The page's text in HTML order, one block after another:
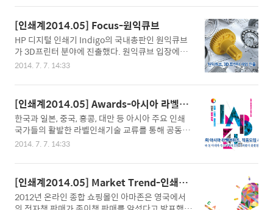
정의 단순화에 맞추어 쉽고 빠른, EZcreaserCF(이
지크리저씨에프) 모델을 자동접지 장비(이지폴더)
와 함께 ..
이다. 그 중 글자의 모양인 서체는 일찍부터 조형미
가 추구되어 각종 장식서체나 필체가 아름다운 서
체, 폰트로 만들어지고 현재 디자인에서도 중요한
요소로 활용되고 있다. 국내 폰트 시장의 이슈 중 하
나는 바로 폰트의 제한적인 사용이다. 장기간에 걸
쳐 개발된 높은 완성도의 폰트 구매가 활발히 이루
가 되고 신선하고 차별화된 디자인을 구상하는 소비
자들 역시 제한적인 폰트 사용으로 이를 구현하지
못하게 되는 것이다. 이에 월간 인쇄계는 2014년 기
획으로 폰트 디자이너들의 ..
[인쇄계2014.05] Focus-원익큐브
HP 디지털 인쇄기 Indigo의 국내총판인 원익큐브
가 3D프린터 분야에 진출했다. 원익큐브 입장에서
는 사실 3D프린터가 생소한 분야는 아니다. 원익큐
디지털 인쇄기분야 시장 점유율 1위인 HP Indigo
디지털 인쇄기의 국내수입 판매에서 시작하여 사후
관리에 이르기까지, 고가의 디지털 인쇄기 시장의
선두주자이기 때문이다. 이러한 마켓리더로서의 노
하우를 살려 원익큐브는 4월 4일, 독일의 Envision
TEC GmbH와 국내수입판매 계약을 체결했다. 독
계 최초로 개발하여 산업용 3D프린터 분야에서 강
점을 가진 다양한 라인업을 구비하고 있는 점을 고
려하면, 이 분야에 경험이 있는 원익큐브와 강력..
2014. 7. 7. 14:33
[인쇄계2014.05] Awards-아시아 라벨어
워즈
한국과 일본, 중국, 홍콩, 대만 등 아시아 주요 인쇄
국가들의 활발한 라벨인쇄기술 교류를 통해 공동발
전을 추구하기 위해 중국인쇄과학기술연구소와 중
인쇄업협회, 타이요기계유한공사가 공동으로 주최
하고 중국의 인쇄관련 대표 매체 가운데 하나인 키
인미디어(Keyin Media)가 주관하는 ‘2014아시아
라벨프린팅어워즈(2014 SUN CUP ASIALABELA
2014. 7. 7. 14:33
[인쇄계2014.05] Market Trend-인쇄와
미디어
2012년 온라인 종합 쇼핑몰인 아마존은 영국에서